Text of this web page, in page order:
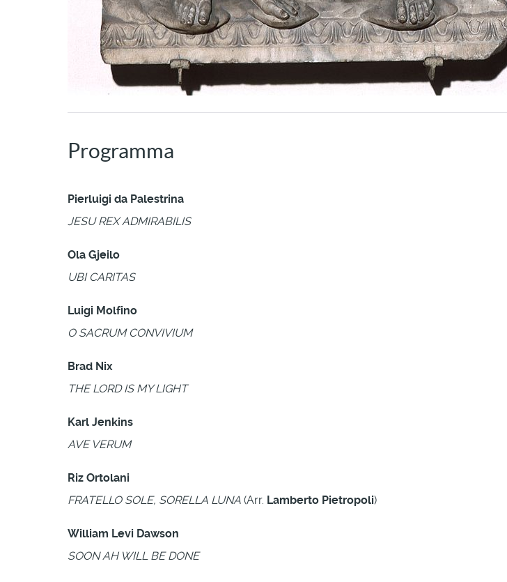
Programma
Pierluigi da Palestrina
JESU REX ADMIRABILIS
Ola Gjeilo
UBI CARITAS
Luigi Molfino
O SACRUM CONVIVIUM
Brad Nix
THE LORD IS MY LIGHT
Karl Jenkins
AVE VERUM
Riz Ortolani
FRATELLO SOLE, SORELLA LUNA (Arr. Lamberto Pietropoli)
William Levi Dawson
SOON AH WILL BE DONE